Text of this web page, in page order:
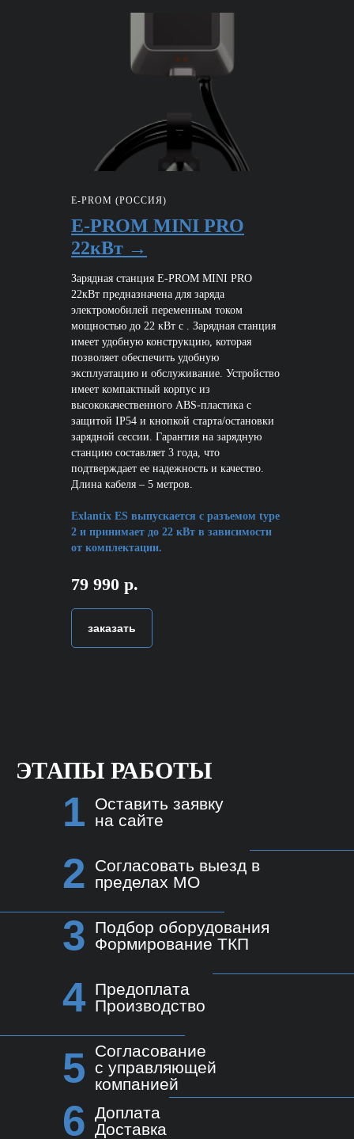
E-PROM (РОССИЯ)
E-PROM MINI PRO
22кВт →
Зарядная станция E-PROM MINI PRO
22кВт предназначена для заряда
электромобилей переменным током
мощностью до 22 кВт с . Зарядная станция
имеет удобную конструкцию, которая
позволяет обеспечить удобную
эксплуатацию и обслуживание. Устройство
имеет компактный корпус из
высококачественного ABS-пластика с
защитой IP54 и кнопкой старта/остановки
зарядной сессии. Гарантия на зарядную
станцию составляет 3 года, что
подтверждает ее надежность и качество.
Длина кабеля – 5 метров.
Exlantix ES выпускается с разъемом type
2 и принимает до 22 кВт в зависимости
от комплектации.
79 990 р.
заказать
ЭТАПЫ РАБОТЫ
3
4
5
6
Подбор оборудования
Формирование ТКП
Предоплата
Производство
Согласование
с управляющей
компанией
Доплата
Доставка
1
2
Согласовать выезд в
пределах МО
Оставить заявку
на сайте